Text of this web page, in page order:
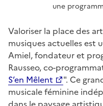
une
Valoriser la place des
musiques actuelles est
Amiel, fondateur et
Rausseo, co-
S’en Mêlent
". Ce
musicale féminine